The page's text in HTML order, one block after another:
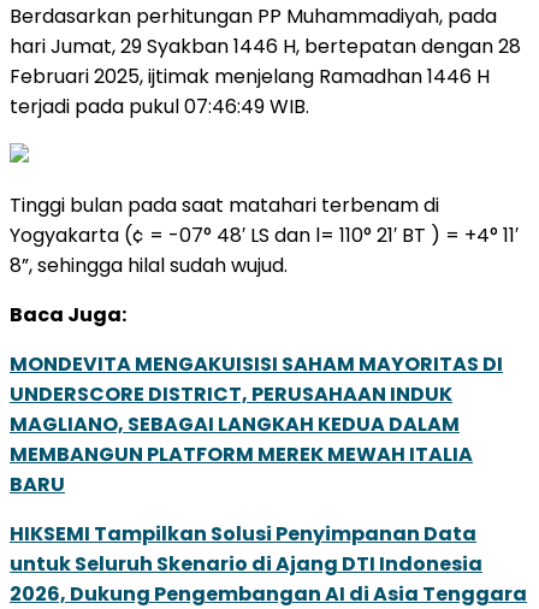
Berdasarkan perhitungan PP Muhammadiyah, pada
hari Jumat, 29 Syakban 1446 H, bertepatan dengan 28
Februari 2025, ijtimak menjelang Ramadhan 1446 H
terjadi pada pukul 07:46:49 WIB.
Tinggi bulan pada saat matahari terbenam di
Yogyakarta (¢ = -07° 48′ LS dan l= 110° 21′ BT ) = +4° 11′
8”, sehingga hilal sudah wujud.
Baca Juga:
MONDEVITA MENGAKUISISI SAHAM MAYORITAS DI
UNDERSCORE DISTRICT, PERUSAHAAN INDUK
MAGLIANO, SEBAGAI LANGKAH KEDUA DALAM
MEMBANGUN PLATFORM MEREK MEWAH ITALIA
BARU
HIKSEMI Tampilkan Solusi Penyimpanan Data
untuk Seluruh Skenario di Ajang DTI Indonesia
2026, Dukung Pengembangan AI di Asia Tenggara